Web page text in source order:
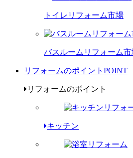
トイレリフォーム市場
バスルームリフォーム市
リフォームのポイント POINT
リフォームのポイント
キッチン